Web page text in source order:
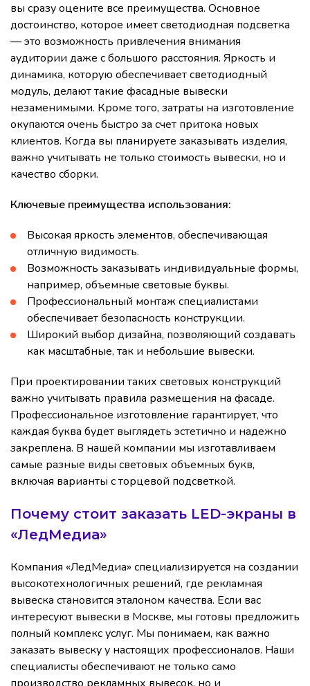
вы сразу оцените все преимущества. Основное
достоинство, которое имеет светодиодная подсветка
— это возможность привлечения внимания
аудитории даже с большого расстояния. Яркость и
динамика, которую обеспечивает светодиодный
модуль, делают такие фасадные вывески
незаменимыми. Кроме того, затраты на изготовление
окупаются очень быстро за счет притока новых
клиентов. Когда вы планируете заказывать изделия,
важно учитывать не только стоимость вывески, но и
качество сборки.
Ключевые преимущества использования:
Высокая яркость элементов, обеспечивающая
отличную видимость.
Возможность заказывать индивидуальные формы,
например, объемные световые буквы.
Профессиональный монтаж специалистами
обеспечивает безопасность конструкции.
Широкий выбор дизайна, позволяющий создавать
как масштабные, так и небольшие вывески.
При проектировании таких световых конструкций
важно учитывать правила размещения на фасаде.
Профессиональное изготовление гарантирует, что
каждая буква будет выглядеть эстетично и надежно
закреплена. В нашей компании мы изготавливаем
самые разные виды световых объемных букв,
включая варианты с торцевой подсветкой.
Почему стоит заказать LED-экраны в
«ЛедМедиа»
Компания «ЛедМедиа» специализируется на создании
высокотехнологичных решений, где рекламная
вывеска становится эталоном качества. Если вас
интересуют вывески в Москве, мы готовы предложить
полный комплекс услуг. Мы понимаем, как важно
заказать вывеску у настоящих профессионалов. Наши
специалисты обеспечивают не только само